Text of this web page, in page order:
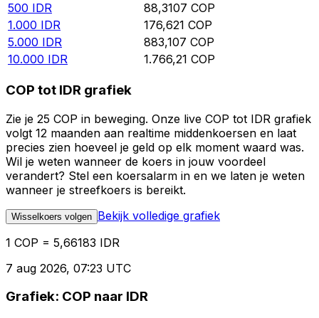
500 IDR 88,3107 COP
1.000 IDR 176,621 COP
5.000 IDR 883,107 COP
10.000 IDR 1.766,21 COP
COP tot IDR grafiek
Zie je 25 COP in beweging. Onze live COP tot IDR grafiek
volgt 12 maanden aan realtime middenkoersen en laat
precies zien hoeveel je geld op elk moment waard was.
Wil je weten wanneer de koers in jouw voordeel
verandert? Stel een koersalarm in en we laten je weten
wanneer je streefkoers is bereikt.
Wisselkoers volgen Bekijk volledige grafiek
1 COP = 5,66183 IDR
7 aug 2026, 07:23 UTC
Grafiek: COP naar IDR